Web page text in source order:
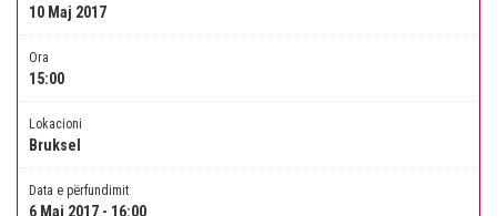
10 Maj 2017
Ora
15:00
Lokacioni
Bruksel
Data e përfundimit
6 Maj 2017 - 16:00